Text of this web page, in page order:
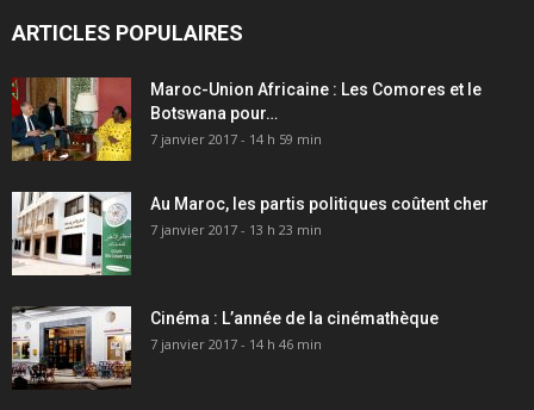
ARTICLES POPULAIRES
Maroc-Union Africaine : Les Comores et le
Botswana pour…
7 janvier 2017 - 14 h 59 min
Au Maroc, les partis politiques coûtent cher
7 janvier 2017 - 13 h 23 min
Cinéma : L’année de la cinémathèque
7 janvier 2017 - 14 h 46 min